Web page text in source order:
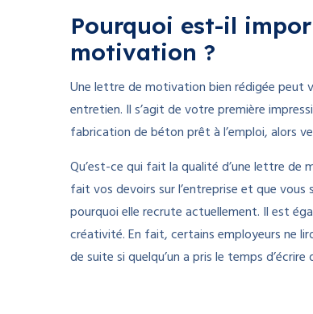
Pourquoi est-il
motivation ?
Une lettre de motivation bien rédigée peut
entretien. Il s’agit de votre première
fabrication de béton prêt à l’emploi, alors
Qu’est-ce qui fait la qualité d’une lettre
fait vos devoirs sur l’entreprise et que
pourquoi elle recrute actuellement. Il est
créativité. En fait, certains employeurs ne
de suite si quelqu’un a pris le temps d’écrire